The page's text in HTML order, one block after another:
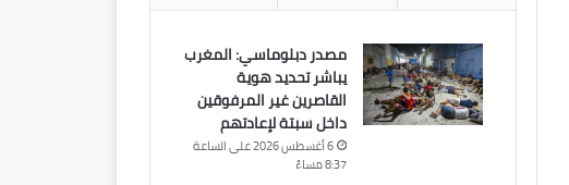
مصدر دبلوماسي: المغرب
يباشر تحديد هوية
القاصرين غير المرفوقين
داخل سبتة لإعادتهم
6 أغسطس 2026 على الساعة
8:37 مساءً